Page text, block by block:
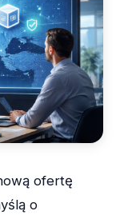
ofertę
o